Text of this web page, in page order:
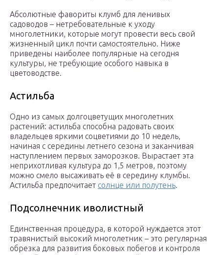
Абсолютные фавориты клумб для ленивых
садоводов – нетребовательные к уходу
многолетники, которые могут провести весь свой
жизненный цикл почти самостоятельно. Ниже
приведены наиболее популярные на сегодня
культуры, не требующие особого навыка в
цветоводстве.
Астильба
Одно из самых долгоцветущих многолетних
растений: астильба способна радовать своих
владельцев яркими соцветиями до 10 недель,
начиная с середины летнего сезона и заканчивая
наступлением первых заморозков. Вырастает эта
неприхотливая культура до 1,5 метров, поэтому
можно смело высаживать её в середину клумбы.
Астильба предпочитает солнце или полутень.
Подсолнечник иволистный
Единственная процедура, в которой нуждается этот
травянистый высокий многолетник – это регулярная
обрезка для развития боковых побегов и контроля